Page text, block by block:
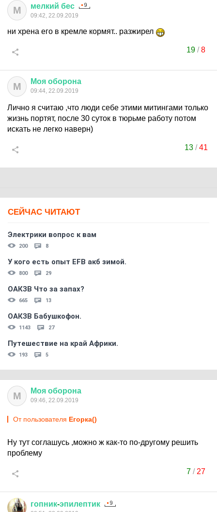
М мелкий бес
09:42, 22.09.2019
ни хрена его в кремле кормят.. разжирел
19 /8
М Моя оборона
09:44, 22.09.2019
Лично я считаю ,что люди себе этими митингами только
жизнь портят, после 30 суток в тюрьме работу потом
искать не легко наверн)
13/41
СЕЙЧАС ЧИТАЮТ
Электрики вопрос к вам
200 8
У кого есть опыт EFB акб зимой.
800 29
ОАКЗВ Что за запах?
665 13
ОАКЗВ Бабушкофон.
1143 27
Путешествие на край Африки.
193 5
М Моя оборона
09:46, 22.09.2019
От пользователя Егорка()
Ну тут соглашусь ,можно ж как-то по-другому решить
проблему
7 / 27
гопник-эпилептик